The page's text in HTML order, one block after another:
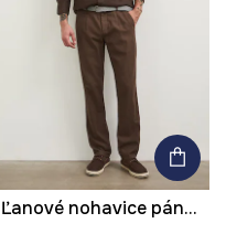
Ľanové nohavice pánske s melanžovým pásom hnedá farba